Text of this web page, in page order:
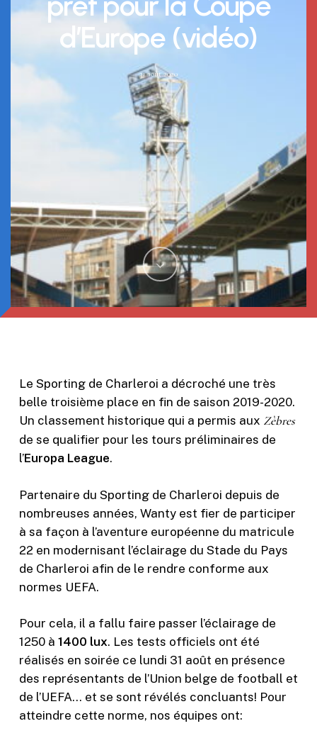
d’Europe (vidéo)
31 août 2020
Le Sporting de Charleroi a décroché une très
belle troisième place en fin de saison 2019-2020.
Un classement historique qui a permis aux Zèbres
de se qualifier pour les tours préliminaires de
l’Europa League.
Partenaire du Sporting de Charleroi depuis de
nombreuses années, Wanty est fier de participer
à sa façon à l’aventure européenne du matricule
22 en modernisant l’éclairage du Stade du Pays
de Charleroi afin de le rendre conforme aux
normes UEFA.
Pour cela, il a fallu faire passer l’éclairage de
1250 à 1400 lux. Les tests officiels ont été
réalisés en soirée ce lundi 31 août en présence
des représentants de l’Union belge de football et
de l’UEFA… et se sont révélés concluants! Pour
atteindre cette norme, nos équipes ont: